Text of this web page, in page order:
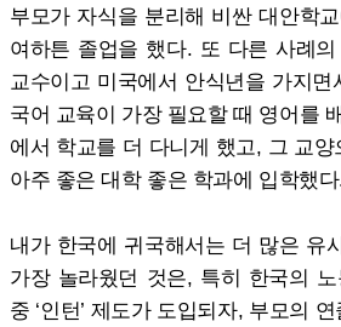
부모가 자식을 분리해 비싼 대안학
여하튼 졸업을 했다. 또 다른 사례
교수이고 미국에서 안식년을 가지
국어 교육이 가장 필요할 때 영어를
에서 학교를 더 다니게 했고, 그 교
아주 좋은 대학 좋은 학과에 입학했
내가 한국에 귀국해서는 더 많은 유
가장 놀라웠던 것은, 특히 한국의
중 ‘인턴’ 제도가 도입되자, 부모의